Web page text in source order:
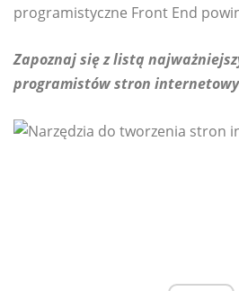
programistyczne Front End
Zapoznaj się z listą
programistów stron